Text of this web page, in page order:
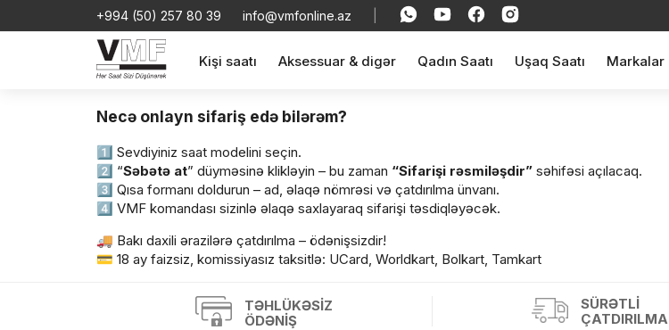
+994 (50) 257 80 39 info@vmfonline.az
Kişi saatı Aksessuar & digər Qadın Saatı Uşaq Saatı Markalar
Necə onlayn sifariş edə bilərəm?
1️⃣ Sevdiyiniz saat modelini seçin.
2️⃣ “Səbətə at” düyməsinə klikləyin – bu zaman “Sifarişi rəsmiləşdir” səhifəsi açılacaq.
3️⃣ Qısa formanı doldurun – ad, əlaqə nömrəsi və çatdırılma ünvanı.
4️⃣ VMF komandası sizinlə əlaqə saxlayaraq sifarişi təsdiqləyəcək.
🚚 Bakı daxili ərazilərə çatdırılma – ödənişsizdir!
💳 18 ay faizsiz, komissiyasız taksitlə: UCard, Worldkart, Bolkart, Tamkart
Məhsul(lar) səbətə əlavə edildi
TƏHLÜKƏSIZ
ÖDƏNIŞ
SÜRƏTLI
ÇATDIRILMA